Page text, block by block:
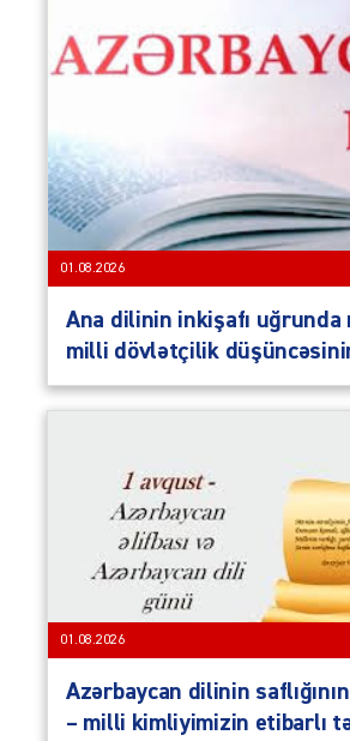
01.08.2026
Ana dilinin inkişafı uğrunda
milli dövlətçilik
01.08.2026
Azərbaycan dilinin
– milli kimliyimizin etibarlı